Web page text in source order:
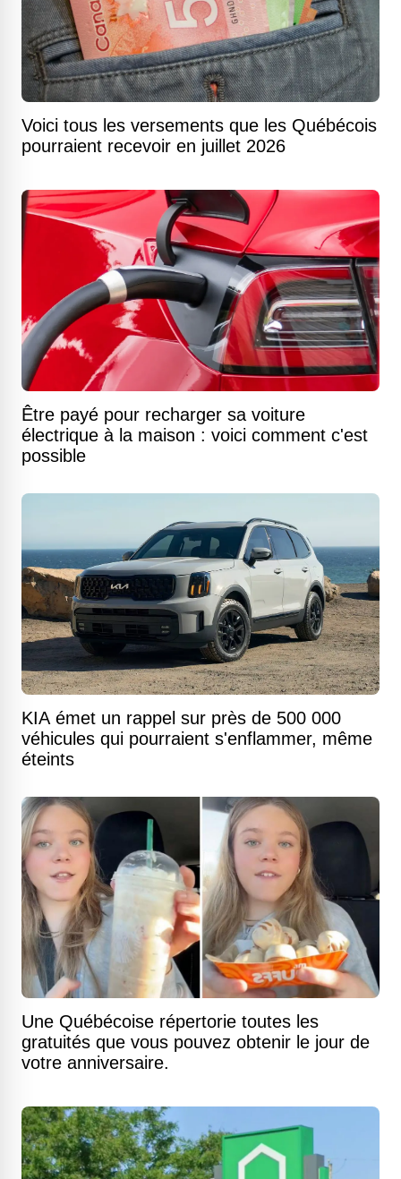
Voici tous les versements que les Québécois
pourraient recevoir en juillet 2026
Être payé pour recharger sa voiture
électrique à la maison : voici comment c'est
possible
KIA émet un rappel sur près de 500 000
véhicules qui pourraient s'enflammer, même
éteints
Une Québécoise répertorie toutes les
gratuités que vous pouvez obtenir le jour de
votre anniversaire.